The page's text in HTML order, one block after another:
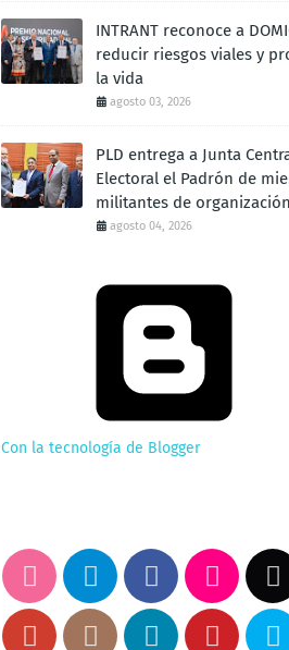
INTRANT reconoce a
reducir riesgos viales y
la vida
agosto 03, 2026
PLD entrega a Junta
Electoral el Padrón de
militantes de organización
agosto 04, 2026
Con la tecnología de Blogger